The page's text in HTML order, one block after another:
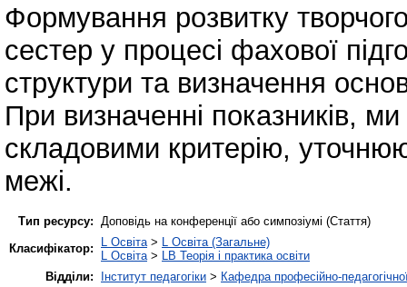
Формування розвитку
сестер у процесі фахової
структури та визначення
При визначенні показників,
складовими критерію,
межі.
Тип ресурсу:
Доповідь на конференції або симпозіумі (Стаття)
Класифікатор:
L Освіта > L Освіта (Загальне)
L Освіта > LB Теорія і практика освіти
Відділи:
Інститут педагогіки > Кафедра професійно-